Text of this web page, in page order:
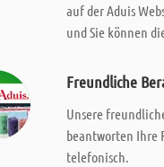
auf der Aduis
und Sie können
Freundliche
Unsere
beantworten Ihre
telefonisch.